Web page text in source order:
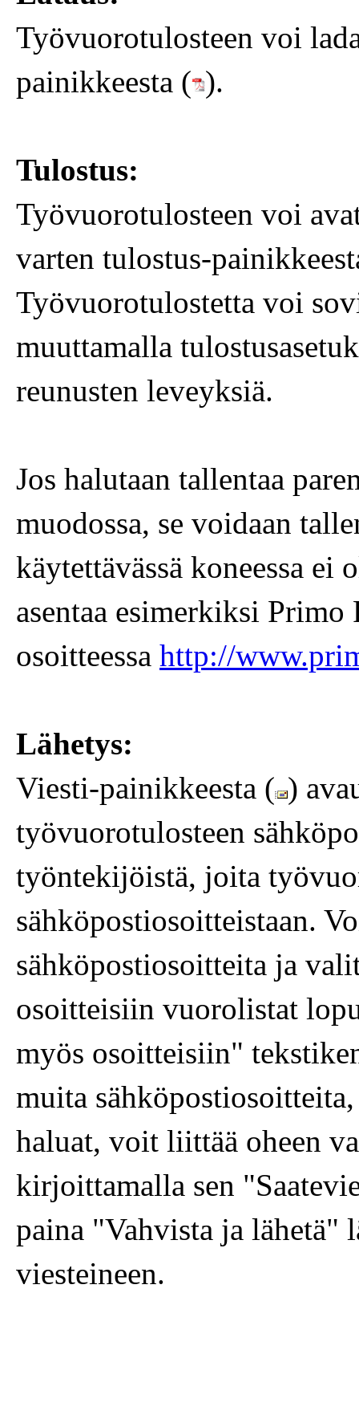
Työvuorotulosteen voi
painikkeesta ( ).
Tulostus:
Työvuorotulosteen voi
varten tulostus-
Työvuorotulostetta voi
muuttamalla
reunusten leveyksiä.
Jos halutaan tallentaa
muodossa, se voidaan
käytettävässä koneessa
asentaa esimerkiksi
osoitteessa http://
Lähetys:
Viesti-painikkeesta ( )
työvuorotulosteen
työntekijöistä, joita
sähköpostiosoitteistaan.
sähköpostiosoitteita ja
osoitteisiin vuorolistat
myös osoitteisiin"
muita
haluat, voit liittää oheen
kirjoittamalla sen
paina "Vahvista ja lähetä"
viesteineen.